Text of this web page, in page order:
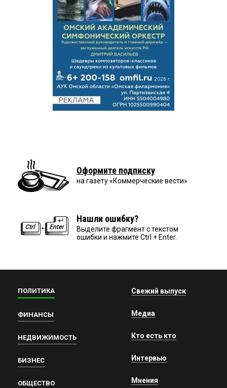
Оформите подписку
на газету «Коммерческие вести»
Нашли ошибку?
Выделите фрагмент с текстом
ошибки и нажмите Ctrl + Enter.
ПОЛИТИКА
ФИНАНСЫ
НЕДВИЖИМОСТЬ
БИЗНЕС
ОБЩЕСТВО
Свежий выпуск
Медиа
Кто есть кто
Интервью
Мнения